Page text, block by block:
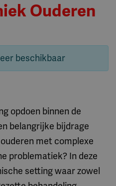
Ouderen
beschikbaar
opdoen binnen de
belangrijke bijdrage
met complexe
problematiek? In deze
setting waar zowel